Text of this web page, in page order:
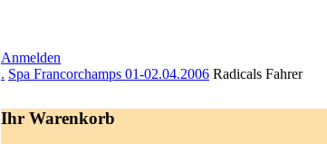
Anmelden
. Spa Francorchamps 01-02.04.2006 Radicals Fahrer
Ihr Warenkorb